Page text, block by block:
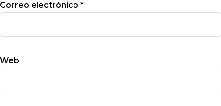
Correo electrónico *
Web